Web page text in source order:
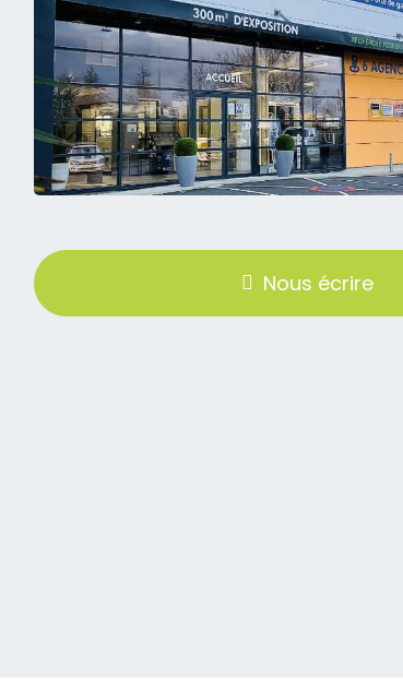
Nous écrire